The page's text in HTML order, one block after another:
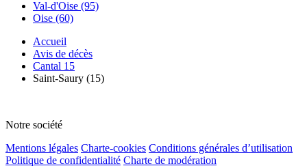
Val-d'Oise (95)
Oise (60)
Accueil
Avis de décès
Cantal 15
Saint-Saury (15)
Notre société
Mentions légales Charte-cookies Conditions générales d’utilisation
Politique de confidentialité Charte de modération